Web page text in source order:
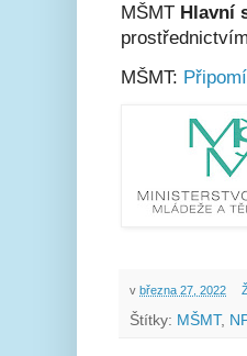
MŠMT Hlavní
prostřednictvím
MŠMT:
v března 27, 2022
Štítky: MŠMT,